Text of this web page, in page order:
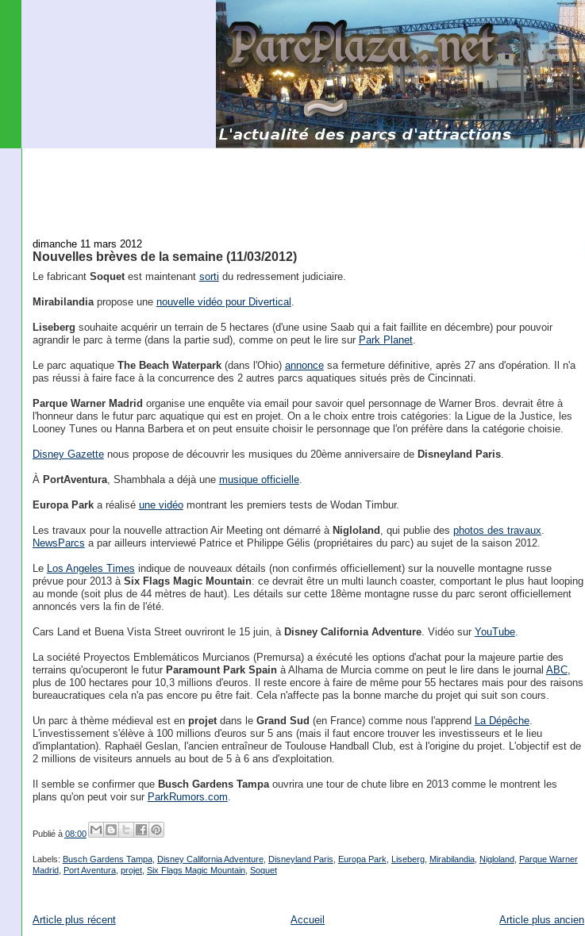
dimanche 11 mars 2012
Nouvelles brèves de la semaine (11/03/2012)
Le fabricant Soquetest maintenant sorti du redressement judiciaire.
Mirabilandiapropose une nouvelle vidéo pour Divertical .
Liseberg souhaite acquérir un terrain de 5 hectares (d'une usine Saab qui a fait faillite en décembre) pour pouvoir
agrandir le parc à terme (dans la partie sud), comme on peut le lire sur Park Planet.
Le parc aquatique The Beach Waterpark(dans l'Ohio) annoncesa fermeture définitive, après 27 ans d'opération. Il n'a
pas réussi à faire face à la concurrence des 2 autres parcs aquatiques situés près de Cincinnati.
Parque Warner Madrid organise une enquête via email pour savoir quel personnage de Warner Bros. devrait être à
l'honneur dans le futur parc aquatique qui est en projet. On a le choix entre trois catégories: la Ligue de la Justice, les
Looney Tunes ou Hanna Barbera et on peut ensuite choisir le personnage que l'on préfère dans la catégorie choisie.
Disney Gazettenous propose de découvrir les musiques du 20ème anniversaire de Disneyland Paris.
À PortAventura, Shambhala a déjà une musique officielle.
Europa Parka réalisé une vidéomontrant les premiers tests de Wodan Timbur.
Les travaux pour la nouvelle attraction Air Meeting ont démarré à Nigloland , qui publie des photos des travaux.
NewsParcs a par ailleurs interviewé Patrice et Philippe Gélis (propriétaires du parc) au sujet de la saison 2012.
Le Los Angeles Times indique de nouveaux détails (non confirmés officiellement) sur la nouvelle montagne russe
prévue pour 2013 à Six Flags Magic Mountain: ce devrait être un multi launch coaster, comportant le plus haut looping
au monde (soit plus de 44 mètres de haut). Les détails sur cette 18ème montagne russe du parc seront officiellement
annoncés vers la fin de l'été.
Cars Land et Buena Vista Street ouvriront le 15 juin, à Disney California Adventure. Vidéo sur YouTube.
La société Proyectos Emblemáticos Murcianos (Premursa) a éxécuté les options d'achat pour la majeure partie des
terrains qu'ocuperont le futur Paramount Park Spainà Alhama de Murcia comme on peut le lire dans le journal ABC,
plus de 100 hectares pour 10,3 millions d'euros. Il reste encore à faire de même pour 55 hectares mais pour des raisons
bureaucratiques cela n'a pas encore pu être fait. Cela n'affecte pas la bonne marche du projet qui suit son cours.
Un parc à thème médieval est en projetdans le Grand Sud (en France) comme nous l'apprend La Dépêche.
L'investissement s'élève à 100 millions d'euros sur 5 ans (mais il faut encore trouver les investisseurs et le lieu
d'implantation). Raphaël Geslan, l'ancien entraîneur de Toulouse Handball Club, est à l'origine du projet. L'objectif est de
2 millions de visiteurs annuels au bout de 5 à 6 ans d'exploitation.
Il semble se confirmer que Busch Gardens Tampaouvrira une tour de chute libre en 2013 comme le montrent les
plans qu'on peut voir sur ParkRumors.com.
Publié à 08:00
Labels: Busch Gardens Tampa, Disney California Adventure, Disneyland Paris, Europa Park, Liseberg, Mirabilandia, Nigloland, Parque Warner
Madrid, Port Aventura, projet, Six Flags Magic Mountain, Soquet
Article plus récent Article plus ancien
Accueil